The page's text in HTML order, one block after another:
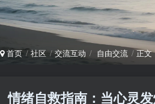
首页 社区 交流互动 自由交流 正文
情绪自救指南：当心灵